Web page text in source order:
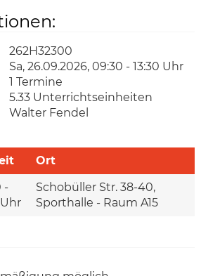
262H32300
Sa, 26.09.2026, 09:30 - 13:30 Uhr
1 Termine
5.33 Unterrichtseinheiten
Walter Fendel
Ort
-
Uhr
Schobüller Str. 38-40,
Sporthalle - Raum A15